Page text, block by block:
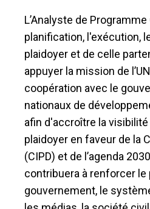
L’Analyste de
planification, l'exécution,
plaidoyer et de celle
appuyer la mission de
coopération avec le
nationaux de
afin d'accroître la
plaidoyer en faveur de la
(CIPD) et de l’agenda
contribuera à renforcer le
gouvernement, le